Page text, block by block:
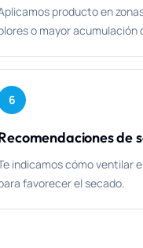
producto en
o mayor acumulación
6
de
indicamos cómo ventilar
favorecer el secado.